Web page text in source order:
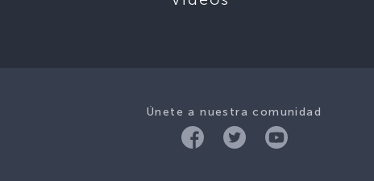
Únete a nuestra comunidad